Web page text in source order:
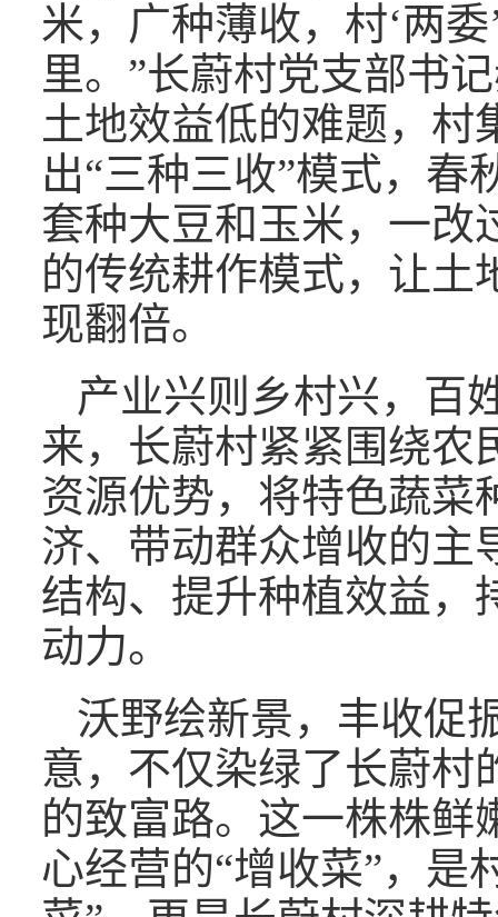
米，广种薄收，村‘两
里。”长蔚村党支部书
土地效益低的难题，村
出“三种三收”模式，春
套种大豆和玉米，一改
的传统耕作模式，让土
现翻倍。
产业兴则乡村兴，百
来，长蔚村紧紧围绕农
资源优势，将特色蔬菜
济、带动群众增收的主
结构、提升种植效益，
动力。
沃野绘新景，丰收促
意，不仅染绿了长蔚村
的致富路。这一株株鲜
心经营的“增收菜”，是